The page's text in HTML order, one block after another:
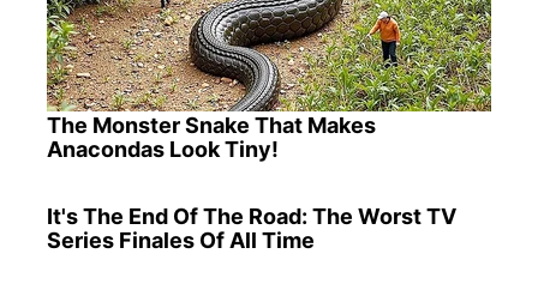
The Monster Snake That Makes
Anacondas Look Tiny!
It's The End Of The Road: The Worst TV
Series Finales Of All Time